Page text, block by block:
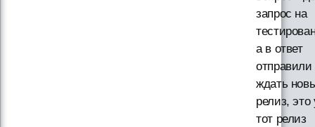
запрос на
а в ответ
отправили
ждать
релиз, это
тот релиз